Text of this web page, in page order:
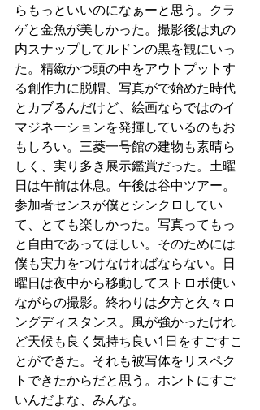
らもっといいのになぁーと思う。クラ
ゲと金魚が美しかった。撮影後は丸の
内スナップしてルドンの黒を観にいっ
た。精緻かつ頭の中をアウトプットす
る創作力に脱帽、写真がで始めた時代
とカブるんだけど、絵画ならではのイ
マジネーションを発揮しているのもお
もしろい。三菱一号館の建物も素晴ら
しく、実り多き展示鑑賞だった。土曜
日は午前は休息。午後は谷中ツアー。
参加者センスが僕とシンクロしてい
て、とても楽しかった。写真ってもっ
と自由であってほしい。そのためには
僕も実力をつけなければならない。日
曜日は夜中から移動してストロボ使い
ながらの撮影。終わりは夕方と久々ロ
ングディスタンス。風が強かったけれ
ど天候も良く気持ち良い1日をすごすこ
とができた。それも被写体をリスペク
トできたからだと思う。ホントにすご
いんだよな、みんな。